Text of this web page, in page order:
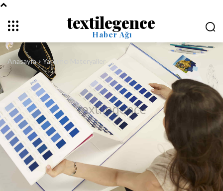
textilegence
Haber Ağı
Anasayfa Yardımcı Materyaller